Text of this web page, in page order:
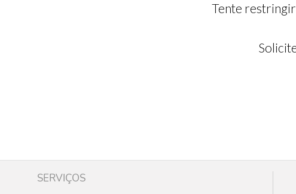
Tente
SERVIÇOS